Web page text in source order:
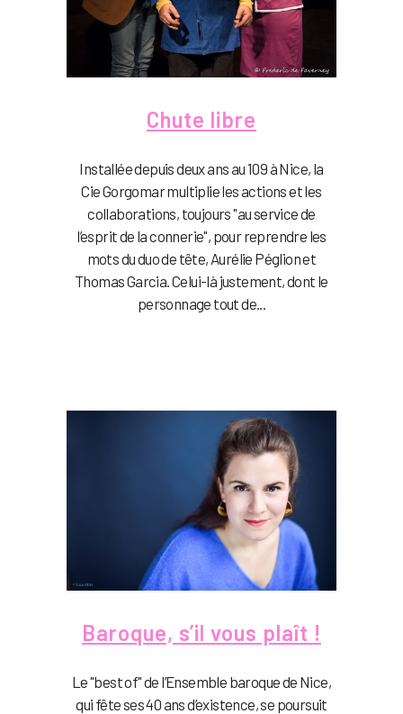
Chute libre
Installée depuis deux ans au 109 à Nice, la
Cie Gorgomar multiplie les actions et les
collaborations, toujours "au service de
l’esprit de la connerie", pour reprendre les
mots du duo de tête, Aurélie Péglion et
Thomas Garcia. Celui-là justement, dont le
personnage tout de...
Baroque, s’il vous plaît !
Le "best of" de l’Ensemble baroque de Nice,
qui fête ses 40 ans d’existence, se poursuit